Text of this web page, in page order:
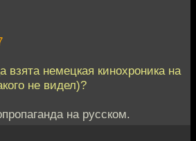
взята немецкая кинохроника на
не видел)?
на русском.